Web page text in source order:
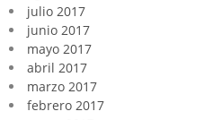
julio 2017
junio 2017
mayo 2017
abril 2017
marzo 2017
febrero 2017